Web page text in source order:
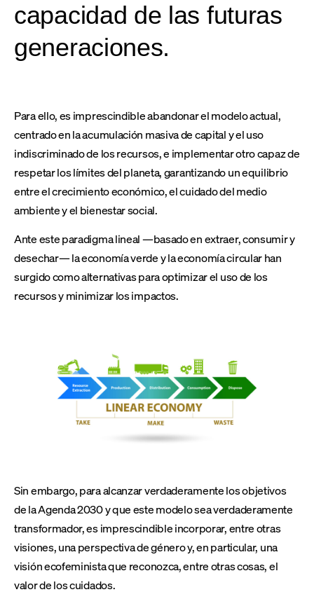
capacidad de las futuras
generaciones.
Para ello, es imprescindible abandonar el modelo actual,
centrado en la acumulación masiva de capital y el uso
indiscriminado de los recursos, e implementar otro capaz de
respetar los límites del planeta, garantizando un equilibrio
entre el crecimiento económico, el cuidado del medio
ambiente y el bienestar social.
Ante este paradigma lineal —basado en extraer, consumir y
desechar— la economía verde y la economía circular han
surgido como alternativas para optimizar el uso de los
recursos y minimizar los impactos.
Sin embargo, para alcanzar verdaderamente los objetivos
de la Agenda 2030 y que este modelo sea verdaderamente
transformador, es imprescindible incorporar, entre otras
visiones, una perspectiva de género y, en particular, una
visión ecofeminista que reconozca, entre otras cosas, el
valor de los cuidados.